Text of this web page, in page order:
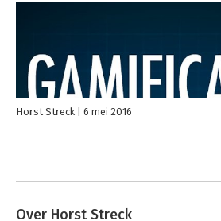
Horst Streck 6 mei 2016
Over Horst Streck